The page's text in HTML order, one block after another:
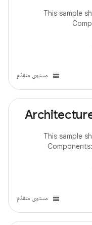
This sample
مستوى متقدّم
This sample
مستوى متقدّم